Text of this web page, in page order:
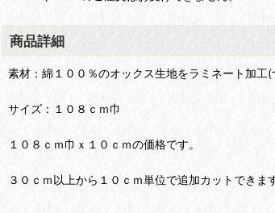
商品詳細
素材：綿１００％のオックス生地をラミネート加工(
サイズ：１０８ｃｍ巾
１０８ｃｍ巾ｘ１０ｃｍの価格です。
３０ｃｍ以上から１０ｃｍ単位で追加カットでき